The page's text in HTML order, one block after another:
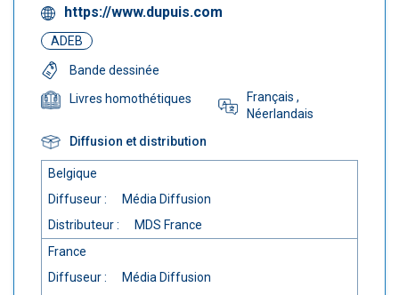
https://www.dupuis.com
ADEB
Bande dessinée
Livres homothétiques
Français ,
Néerlandais
Diffusion et distribution
Belgique
Diffuseur :
Média Diffusion
Distributeur :
MDS France
France
Diffuseur :
Média Diffusion